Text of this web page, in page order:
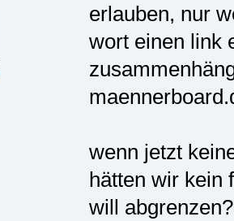
erlauben, nur
wort einen link
wenn jetzt
hätten wir kein
will